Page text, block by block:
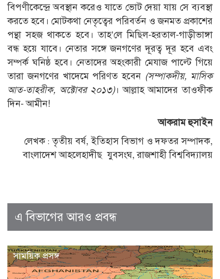
বিপণীকেন্দ্রে অবস্থান করেও যাতে ভোট দেয়া যায় সে ব্যবস্থা
করতে হবে। মোটকথা নেতৃত্বের পরিবর্তন ও জনমত প্রকাশের
পন্থা সহজ থাকতে হবে। তাহ’লে মিছিল-হরতাল-গাড়ীভাঙ্গা
বন্ধ হয়ে যাবে। নেতার সঙ্গে জনগণের দূরত্ব দূর হবে এবং
সম্পর্ক ঘনিষ্ঠ হবে। নেতাদের অহংকারী মেযাজ পাল্টে গিয়ে
তারা জনগণের খাদেমে পরিণত হবেন (সম্পাকদীয়, মাসিক
আত-তাহরীক, অক্টোবর ২০১৩)। আল্লাহ আমাদের তাওফীক
দিন- আমীন!
আকরাম হুসাইন
লেখক : তৃতীয় বর্ষ, ইতিহাস বিভাগ ও দফতর সম্পাদক,
বাংলাদেশ আহলেহাদীছ যুবসংঘ, রাজশাহী বিশ্ববিদ্যালয়
এ বিভাগের আরও প্রবন্ধ
সাময়িক প্রসঙ্গ